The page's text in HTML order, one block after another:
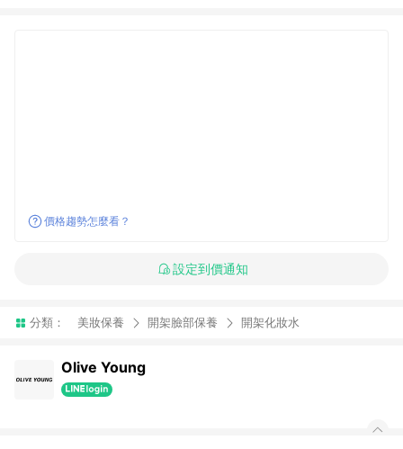
價格趨勢怎麼看？
設定到價通知
分類： 美妝保養 開架臉部保養 開架化妝水
Olive Young